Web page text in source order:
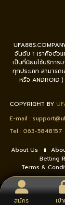
อันดับ 1 เราคือตัว
เป็นที่นิยมใช้บริการ
ทุกประเภท สามาร
หรือ ANDROID
COPYRIGHT BY
E-mail :
Tel : 063-5848157
About Us
Betting
Terms &
สมัคร เข้